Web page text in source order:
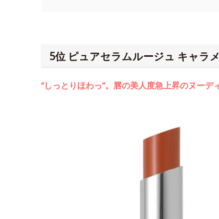
5位 ピュアセラムルージュ キャラ
“しっとりほわっ”。唇の美人度急上昇のヌーデ